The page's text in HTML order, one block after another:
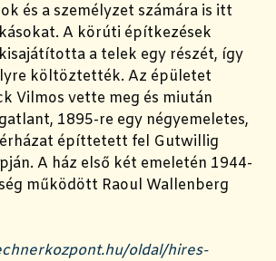
és a személyzet számára is itt
A körúti építkezések
a telek egy részét, így
költöztették. Az épületet
Vilmos vette meg és miután
1895-re egy négyemeletes,
építtetett fel Gutwillig
A ház első két emeletén 1944-
működött Raoul Wallenberg
oldal/hires-